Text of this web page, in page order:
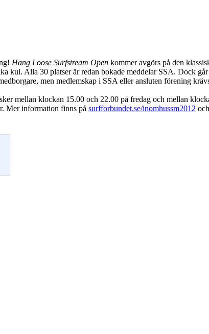
Hang Loose Surfstream Open kommer avgörs på den
kul. Alla 30 platser är redan bokade meddelar SSA. Dock
men medlemskap i SSA eller ansluten förening
mellan klockan 15.00 och 22.00 på fredag och mellan
Mer information finns på surfforbundet.se/inomhussm2012